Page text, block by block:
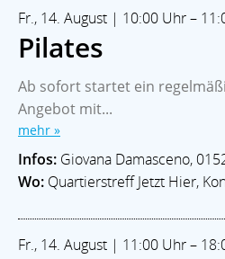
Fr., 14. August | 10:00 Uhr –
Pilates
Ab sofort startet ein
Angebot mit...
mehr »
Infos: Giovana Damasceno,
Wo: Quartierstreff Jetzt Hier,
Fr., 14. August | 11:00 Uhr –
KULTUR
Theater & Bühne
Soziokulturell
Walle-Aktuell - Ein Projekt der:
Blaukontor für Gestaltung GmbH
Besuchen Sie auch das
Stadtteilmagazin »ECHT WALLE«